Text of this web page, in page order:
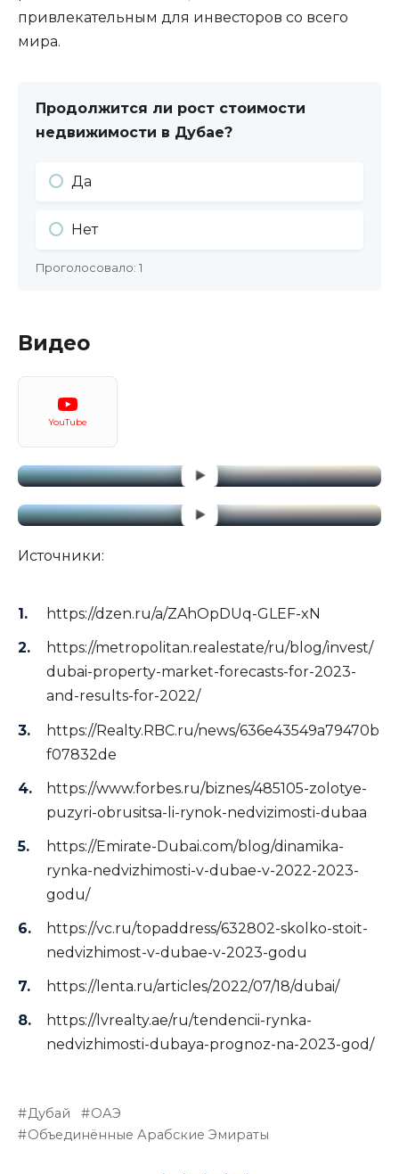
привлекательным для инвесторов со всего
мира.
Продолжится ли рост стоимости
недвижимости в Дубае?
Да
Нет
Проголосовало: 1
Видео
YouTube
Источники:
https://dzen.ru/a/ZAhOpDUq-GLEF-xN
https://metropolitan.realestate/ru/blog/invest/
dubai-property-market-forecasts-for-2023-
and-results-for-2022/
https://Realty.RBC.ru/news/636e43549a79470b
f07832de
https://www.forbes.ru/biznes/485105-zolotye-
puzyri-obrusitsa-li-rynok-nedvizimosti-dubaa
https://Emirate-Dubai.com/blog/dinamika-
rynka-nedvizhimosti-v-dubae-v-2022-2023-
godu/
https://vc.ru/topaddress/632802-skolko-stoit-
nedvizhimost-v-dubae-v-2023-godu
https://lenta.ru/articles/2022/07/18/dubai/
https://lvrealty.ae/ru/tendencii-rynka-
nedvizhimosti-dubaya-prognoz-na-2023-god/
Дубай
ОАЭ
Объединённые Арабские Эмираты